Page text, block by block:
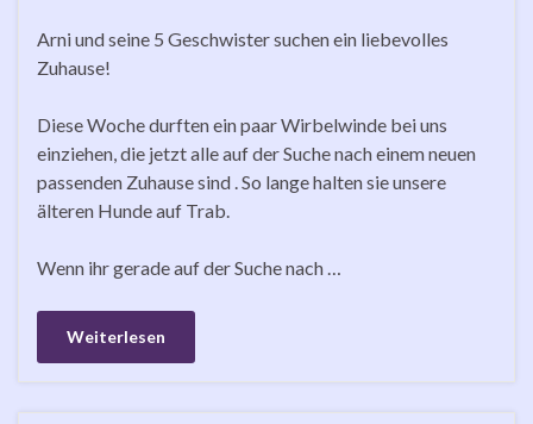
Arni und seine 5 Geschwister suchen ein liebevolles
Zuhause!
Diese Woche durften ein paar Wirbelwinde bei uns
einziehen, die jetzt alle auf der Suche nach einem neuen
passenden Zuhause sind . So lange halten sie unsere
älteren Hunde auf Trab.
Wenn ihr gerade auf der Suche nach …
Weiterlesen